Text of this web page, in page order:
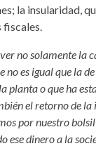
la insularidad,
fiscales.
no solamente la
no es igual que la
planta o que ha
el retorno de la
por nuestro
ese dinero a la